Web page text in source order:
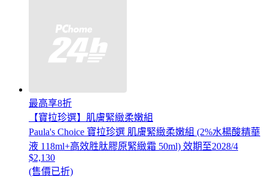
最高享8折
【寶拉珍選】肌膚緊緻柔嫩組
Paula's Choice 寶拉珍選 肌膚緊緻柔嫩組 (2%水楊酸精華
液 118ml+高效胜肽膠原緊緻霜 50ml) 效期至2028/4
$2,130
(售價已折)